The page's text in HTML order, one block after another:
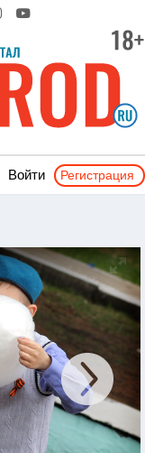
Войти Регистрация